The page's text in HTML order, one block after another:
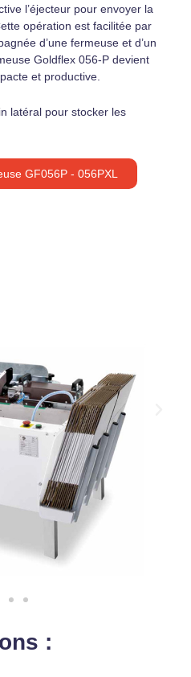
:
l’éjecteur pour envoyer la
opération est facilitée par
d’une fermeuse et d’un
Goldflex 056-P devient
et productive.
latéral pour stocker les
GF056P - 056PXL